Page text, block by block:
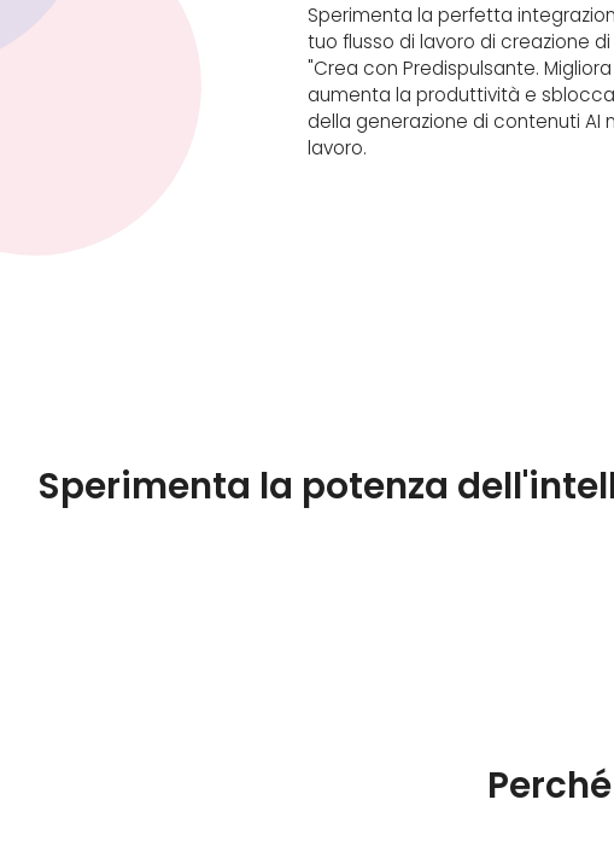
Sperimenta la perfetta
tuo flusso di lavoro di creazione
"Crea con Predispulsante.
aumenta la produttività e
della generazione di contenuti AI
lavoro.
Sperimenta la potenza